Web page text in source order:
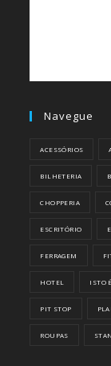
Navegue
ACESSÓRIOS
BILHETERIA
CHOPPERIA
ESCRITÓRIO
FERRAGEM
HOTEL ISTO É
PIT STOP
ROUPAS